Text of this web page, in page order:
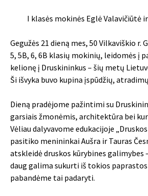
I klasės mokinės Eglė Valavičiūtė
Gegužės 21 dieną mes, 50 Vilkaviškio r.
5, 5B, 6, 6B klasių mokinių, leidomės į
kelionę į Druskininkus – šių metų
Ši išvyka buvo kupina įspūdžių,
Dieną pradėjome pažintimi su
garsiais žmonėmis, architektūra bei
Vėliau dalyvavome edukacijoje
pasitiko menininkai Aušra ir Tauras
atskleidė druskos kūrybines galimybes
daug galima sukurti iš tokios
pabandėme tai padaryti.